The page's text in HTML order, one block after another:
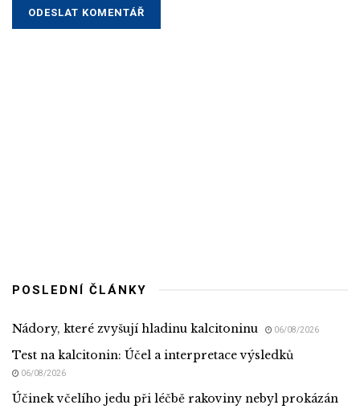
POSLEDNÍ ČLÁNKY
Nádory, které zvyšují hladinu kalcitoninu 06/08/2026
Test na kalcitonin: Účel a interpretace výsledků
06/08/2026
Účinek včelího jedu při léčbě rakoviny nebyl prokázán